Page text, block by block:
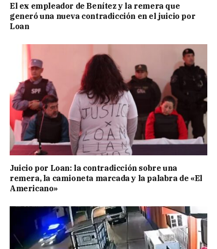
El ex empleador de Benítez y la remera que
generó una nueva contradicción en el juicio por
Loan
Juicio por Loan: la contradicción sobre una
remera, la camioneta marcada y la palabra de «El
Americano»